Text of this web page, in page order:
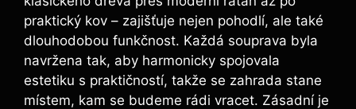
praktický kov – zajišťuje nejen pohodlí, ale také
dlouhodobou funkčnost. Každá souprava byla
navržena tak, aby harmonicky spojovala
estetiku s praktičností, takže se zahrada stane
místem, kam se budeme rádi vracet. Zásadní je